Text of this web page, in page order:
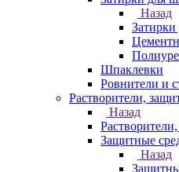
Назад
Шпаклевки
Ровнители и
Растворители,
Назад
Защитные
Назад